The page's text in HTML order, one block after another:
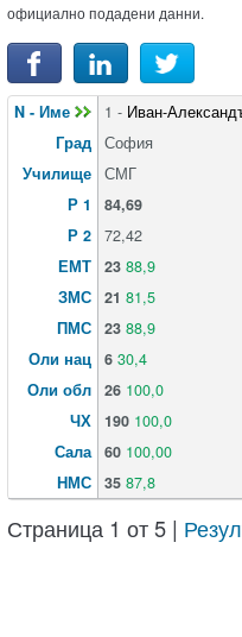
официално подадени данни.
N - Име
Град
Училище
Р 1
Р 2
ЕМТ
ЗМС
ПМС
Оли нац
Оли обл
ЧХ
Сала
НМС
1 - Иван-
София
СМГ
84,69
72,42
23 88,9
21 81,5
23 88,9
6 30,4
26 100,0
190 100,0
60 100,00
35 87,8
Страница 1 от 5 |